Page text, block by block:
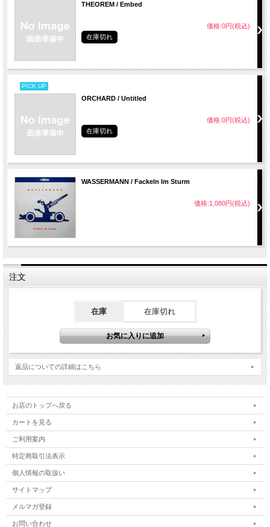
THEOREM / Embed
価格:0円(税込)
在庫切れ
PICK UP
ORCHARD / Untitled
価格:0円(税込)
在庫切れ
WASSERMANN / Fackeln Im Sturm
価格:1,080円(税込)
注文
在庫 在庫切れ
返品についての詳細はこちら
お店のトップへ戻る
カートを見る
ご利用案内
特定商取引法表示
個人情報の取扱い
サイトマップ
メルマガ登録
お問い合わせ